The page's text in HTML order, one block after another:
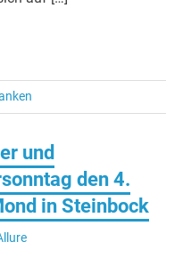
und
den 4.
in Steinbock